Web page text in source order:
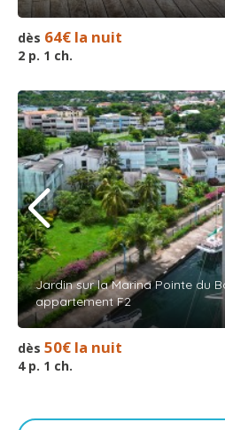
dès 64€ la nuit
2 p. 1 ch.
Jardin sur la Marina Pointe du
appartement F2
dès 50€ la nuit
4 p. 1 ch.